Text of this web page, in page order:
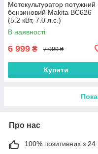
Мотокультуратор потужний
бензиновий Makita BC626
(5.2 кВт, 7.0 л.с.)
мінікультуриватор для дачі
В наявності
6 999 ₴ 7 999 ₴
Купити
Про нас
100% позитивних з 24